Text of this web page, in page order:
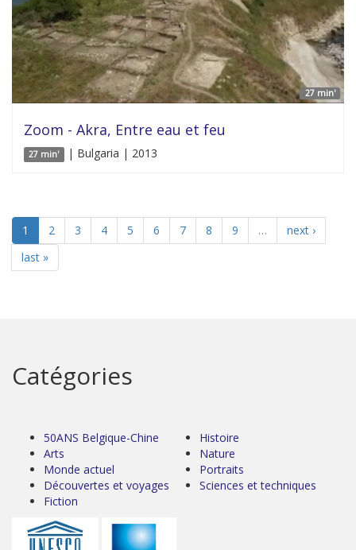
27 min'
Zoom - Akra, Entre eau et feu
27 min' | Bulgaria | 2013
1 2 3 4 5 6 7 8 9 …
next ›
last »
Catégories
50ANS Belgique-Chine
Arts
Monde actuel
Découvertes et voyages
Fiction
Histoire
Nature
Portraits
Sciences et techniques